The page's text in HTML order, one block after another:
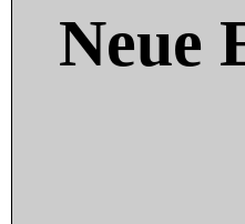
Neue